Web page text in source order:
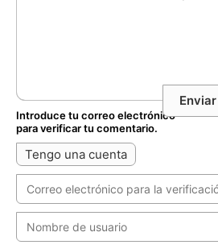
Introduce tu correo electrónico
para verificar tu comentario.
Tengo una cuenta